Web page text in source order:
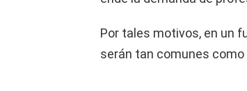
Por tales motivos, en un
serán tan comunes